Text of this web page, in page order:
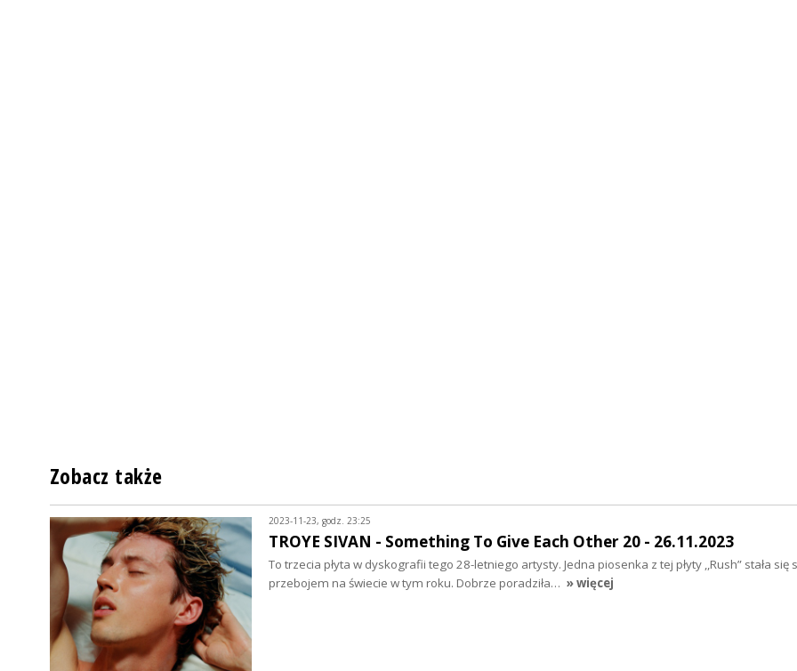
Zobacz także
2023-11-23, godz. 23:25
TROYE SIVAN - Something To Give Each Other 20 - 26.11.2023
To trzecia płyta w dyskografii tego 28-letniego artysty. Jedna piosenka z tej płyty ,,Rush” stała się
przebojem na świecie w tym roku. Dobrze poradziła… » więcej